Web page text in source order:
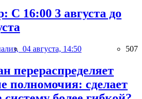
С 16:00 3 августа до
04 августа, 14:50 507
перераспределяет
полномочия: сделает